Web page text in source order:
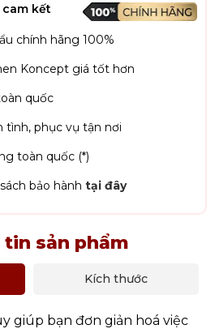
kết
chính hãng 100%
Koncept giá tốt hơn
quốc
tình, phục vụ tận nơi
toàn quốc (*)
bảo hành tại đây
sản phẩm
Kích thước
giúp bạn đơn giản hoá việc